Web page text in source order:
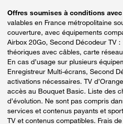
Offres soumises à conditions
valables en France métropolitaine
couverture, avec équipements
Airbox 20Go, Second Décodeur TV
théoriques avec câbles, carte
En cas d’usage sur plusieurs
Enregistreur Multi-écrans, Second
activations nécessaires. TV
accès au Bouquet Basic. Liste des
d’évolution. Ne sont pas compris
services et contenus payants et
TV et contenus compatibles. Frais